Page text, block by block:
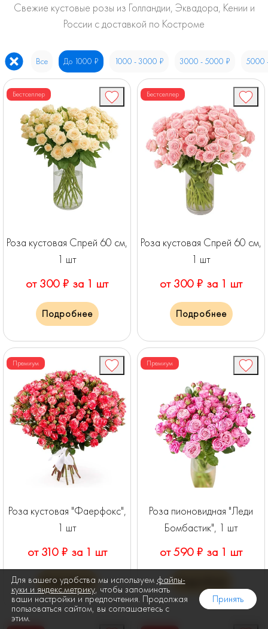
Свежие кустовые розы из Голландии, Эквадора, Кении и
России с доставкой по Костроме
Все До 1000 ₽ 1000 - 3000 ₽ 3000 - 5000 ₽ 5000
Бестселлер
Роза кустовая Спрей 60 см,
1 шт
от 300 ₽ за 1 шт
Подробнее
Бестселлер
Роза кустовая Спрей 60 см,
1 шт
от 300 ₽ за 1 шт
Подробнее
Премиум
Роза кустовая "Фаерфокс",
1 шт
от 310 ₽ за 1 шт
Подробнее
Премиум
Роза пионовидная "Леди
Бомбастик", 1 шт
от 590 ₽ за 1 шт
Подробнее
Для вашего удобства мы используем файлы-
куки и яндекс.метрику, чтобы запоминать
ваши настройки и предпочтения. Продолжая
пользоваться сайтом, вы соглашаетесь с
этим.
Принять